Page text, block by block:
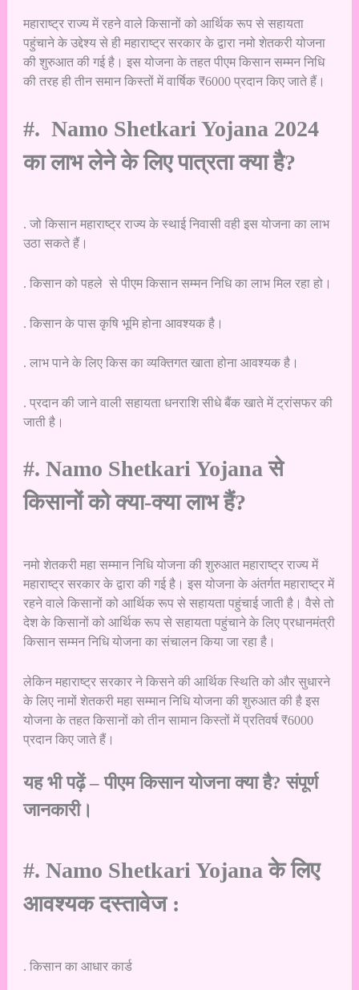
महाराष्ट्र राज्य में रहने वाले किसानों को आर्थिक रूप से सहायता
पहुंचाने के उद्देश्य से ही महाराष्ट्र सरकार के द्वारा नमो शेतकरी योजना
की शुरुआत की गई है। इस योजना के तहत पीएम किसान सम्मन निधि
की तरह ही तीन समान किस्तों में वार्षिक ₹6000 प्रदान किए जाते हैं।
#. Namo Shetkari Yojana 2024
का लाभ लेने के लिए पात्रता क्या है?
. जो किसान महाराष्ट्र राज्य के स्थाई निवासी वही इस योजना का लाभ
उठा सकते हैं।
. किसान को पहले से पीएम किसान सम्मन निधि का लाभ मिल रहा हो।
. किसान के पास कृषि भूमि होना आवश्यक है।
. लाभ पाने के लिए किस का व्यक्तिगत खाता होना आवश्यक है।
. प्रदान की जाने वाली सहायता धनराशि सीधे बैंक खाते में ट्रांसफर की
जाती है।
#. Namo Shetkari Yojana से
किसानों को क्या-क्या लाभ हैं?
नमो शेतकरी महा सम्मान निधि योजना की शुरुआत महाराष्ट्र राज्य में
महाराष्ट्र सरकार के द्वारा की गई है। इस योजना के अंतर्गत महाराष्ट्र में
रहने वाले किसानों को आर्थिक रूप से सहायता पहुंचाई जाती है। वैसे तो
देश के किसानों को आर्थिक रूप से सहायता पहुंचाने के लिए प्रधानमंत्री
किसान सम्मन निधि योजना का संचालन किया जा रहा है।
लेकिन महाराष्ट्र सरकार ने किसने की आर्थिक स्थिति को और सुधारने
के लिए नामों शेतकरी महा सम्मान निधि योजना की शुरुआत की है इस
योजना के तहत किसानों को तीन सामान किस्तों में प्रतिवर्ष ₹6000
प्रदान किए जाते हैं।
यह भी पढ़ें –पीएम किसान योजना क्या है? संपूर्ण
जानकारी।
#. Namo Shetkari Yojana के लिए
आवश्यक दस्तावेज :
. किसान का आधार कार्ड